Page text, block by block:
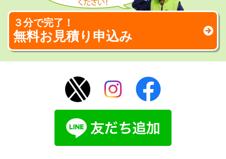
３分で完了！
無料お見積り申込み